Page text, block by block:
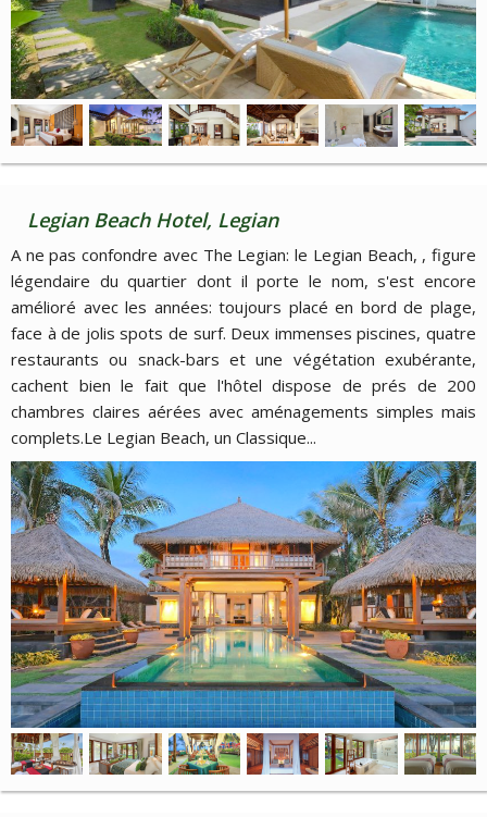
Legian Beach Hotel, Legian
A ne pas confondre avec The Legian: le Legian Beach, , figure
légendaire du quartier dont il porte le nom, s'est encore
amélioré avec les années: toujours placé en bord de plage,
face à de jolis spots de surf. Deux immenses piscines, quatre
restaurants ou snack-bars et une végétation exubérante,
cachent bien le fait que l'hôtel dispose de prés de 200
chambres claires aérées avec aménagements simples mais
complets.Le Legian Beach, un Classique...